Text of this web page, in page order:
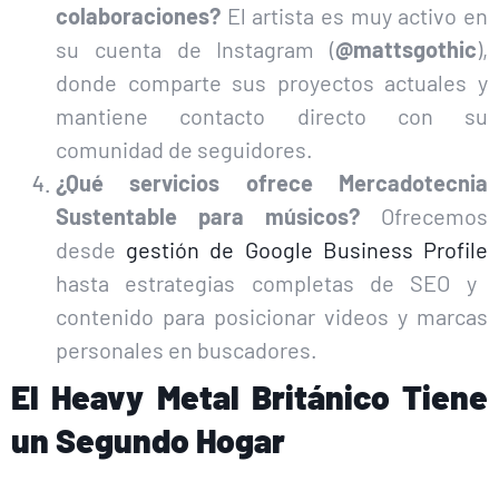
colaboraciones? El artista es muy activo en
su cuenta de Instagram (@mattsgothic),
donde comparte sus proyectos actuales y
mantiene contacto directo con su
comunidad de seguidores.
¿Qué servicios ofrece Mercadotecnia
Sustentable para músicos? Ofrecemos
desde gestión de Google Business Profile
hasta estrategias completas de SEO y
contenido para posicionar videos y marcas
personales en buscadores.
El Heavy Metal Británico Tiene
un Segundo Hogar